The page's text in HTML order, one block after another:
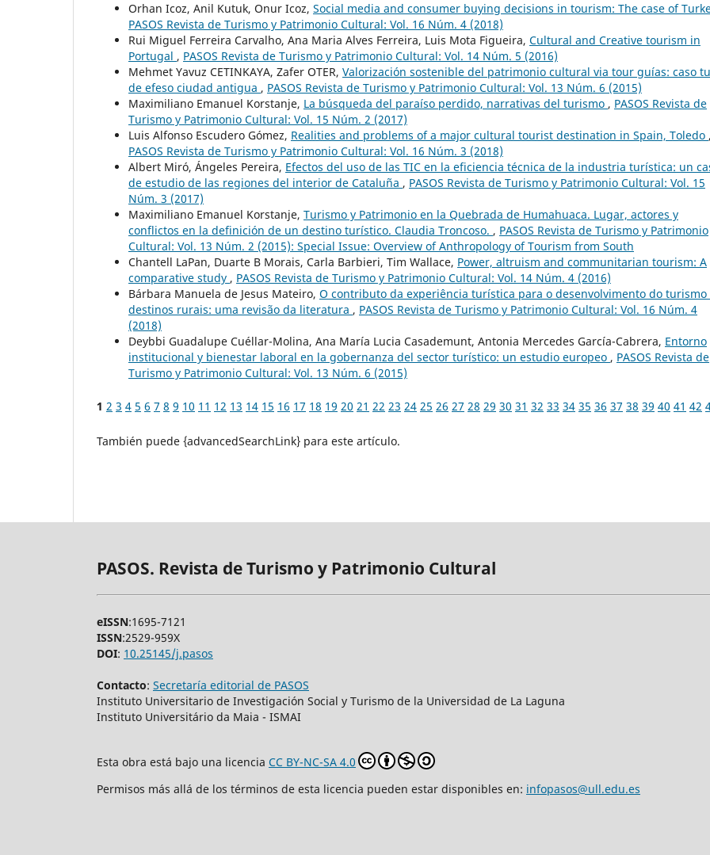
Orhan Icoz, Anil Kutuk, Onur Icoz, Social media and consumer buying decisions in tourism: The case of
PASOS Revista de Turismo y Patrimonio Cultural: Vol. 16 Núm. 4 (2018)
Rui Miguel Ferreira Carvalho, Ana Maria Alves Ferreira, Luis Mota Figueira, Cultural and Creative tourism in
Portugal , PASOS Revista de Turismo y Patrimonio Cultural: Vol. 14 Núm. 5 (2016)
Mehmet Yavuz CETINKAYA, Zafer OTER, Valorización sostenible del patrimonio cultural via tour guías: caso
de efeso ciudad antigua , PASOS Revista de Turismo y Patrimonio Cultural: Vol. 13 Núm. 6 (2015)
Maximiliano Emanuel Korstanje, La búsqueda del paraíso perdido, narrativas del turismo , PASOS Revista de
Turismo y Patrimonio Cultural: Vol. 15 Núm. 2 (2017)
Luis Alfonso Escudero Gómez, Realities and problems of a major cultural tourist destination in Spain, Toledo ,
PASOS Revista de Turismo y Patrimonio Cultural: Vol. 16 Núm. 3 (2018)
Albert Miró, Ángeles Pereira, Efectos del uso de las TIC en la eficiencia técnica de la industria turística: un
de estudio de las regiones del interior de Cataluña , PASOS Revista de Turismo y Patrimonio Cultural: Vol. 15
Núm. 3 (2017)
Maximiliano Emanuel Korstanje, Turismo y Patrimonio en la Quebrada de Humahuaca. Lugar, actores y
conflictos en la definición de un destino turístico. Claudia Troncoso. , PASOS Revista de Turismo y Patrimonio
Cultural: Vol. 13 Núm. 2 (2015): Special Issue: Overview of Anthropology of Tourism from South
Chantell LaPan, Duarte B Morais, Carla Barbieri, Tim Wallace, Power, altruism and communitarian tourism: A
comparative study , PASOS Revista de Turismo y Patrimonio Cultural: Vol. 14 Núm. 4 (2016)
Bárbara Manuela de Jesus Mateiro, O contributo da experiência turística para o desenvolvimento do turismo
destinos rurais: uma revisão da literatura , PASOS Revista de Turismo y Patrimonio Cultural: Vol. 16 Núm. 4
(2018)
Deybbi Guadalupe Cuéllar-Molina, Ana María Lucia Casademunt, Antonia Mercedes García-Cabrera, Entorno
institucional y bienestar laboral en la gobernanza del sector turístico: un estudio europeo , PASOS Revista de
Turismo y Patrimonio Cultural: Vol. 13 Núm. 6 (2015)
1 2 3 4 5 6 7 8 9 10 11 12 13 14 15 16 17 18 19 20 21 22 23 24 25 26 27 28 29 30 31 32 33 34 35 36 37 38 39 40 41 42
También puede {advancedSearchLink} para este artículo.
PASOS. Revista de Turismo y Patrimonio Cultural
eISSN:1695-7121
ISSN:2529-959X
DOI: 10.25145/j.pasos
Contacto: Secretaría editorial de PASOS
Instituto Universitario de Investigación Social y Turismo de la Universidad de La Laguna
Instituto Universitário da Maia - ISMAI
Esta obra está bajo una licencia CC BY-NC-SA 4.0
Permisos más allá de los términos de esta licencia pueden estar disponibles en: infopasos@ull.edu.es